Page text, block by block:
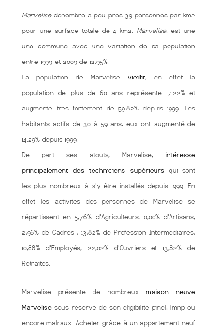
Marvelisedénombre à peu près 39 personnes par km2
pour une surface totale de 4 km2. Marvelise, est une
une commune avec une variation de sa population
entre 1999 et 2009 de 12.95%.
La population de Marvelise vieillit, en effet la
population de plus de 60 ans représente 17.22% et
augmente très fortement de 59.82% depuis 1999. Les
habitants actifs de 30 à 59 ans, eux ont augmenté de
14.29% depuis 1999.
De part ses atouts, Marvelise, intéresse
principalement des techniciens supérieurs qui sont
les plus nombreux à s'y être installés depuis 1999. En
effet les activités des personnes de Marvelise se
répartissent en 5,76% d'Agriculteurs, 0,00% d'Artisans,
2,96% de Cadres , 13,82% de Profession Intermédiaires,
10,88% d'Employés, 22,02% d'Ouvriers et 13,82% de
Retraités.
Marvelise présente de nombreux maison neuve
Marvelise sous réserve de son éligibilité pinel, lmnp ou
encore malraux. Acheter grâce à un appartement neuf